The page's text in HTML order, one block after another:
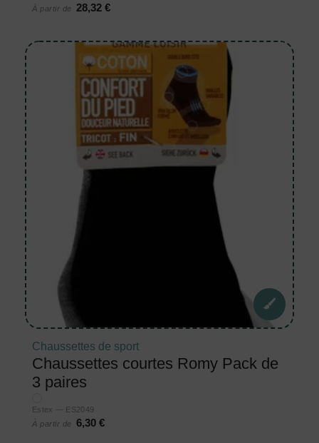
À partir de
28,32 €
Chaussettes de sport
Chaussettes courtes Romy Pack de
3 paires
Estex — ES2049
À partir de
6,30 €